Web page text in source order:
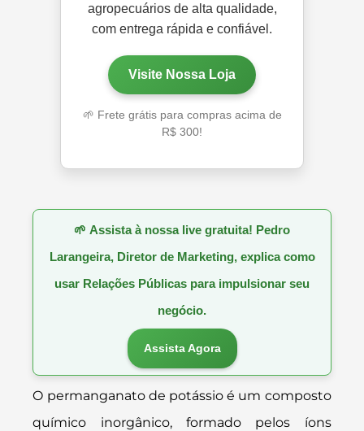
agropecuários de alta qualidade,
com entrega rápida e confiável.
Visite Nossa Loja
🌱 Frete grátis para compras acima de
R$ 300!
🌱 Assista à nossa live gratuita! Pedro
Larangeira, Diretor de Marketing, explica como
usar Relações Públicas para impulsionar seu
negócio.
Assista Agora
O permanganato de potássio é um composto
químico inorgânico, formado pelos íons